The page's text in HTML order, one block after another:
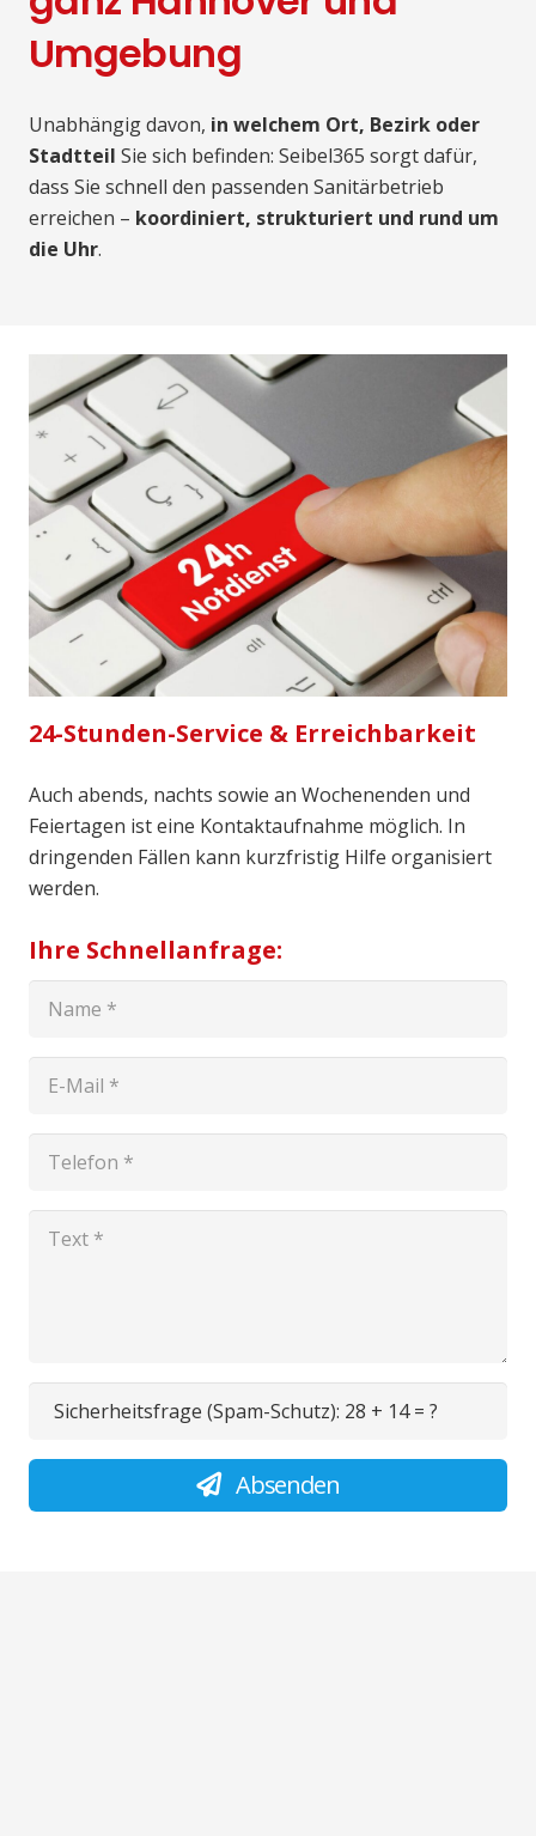
Umgebung
Unabhängig davon, in welchem Ort, Bezirk oder
Stadtteil Sie sich befinden: Seibel365 sorgt dafür,
dass Sie schnell den passenden Sanitärbetrieb
erreichen – koordiniert, strukturiert und rund um
die Uhr.
24-Stunden-Service & Erreichbarkeit
Auch abends, nachts sowie an Wochenenden und
Feiertagen ist eine Kontaktaufnahme möglich. In
dringenden Fällen kann kurzfristig Hilfe organisiert
werden.
Ihre Schnellanfrage:
Sicherheitsfrage (Spam-Schutz): 28 + 14 = ?
Absenden